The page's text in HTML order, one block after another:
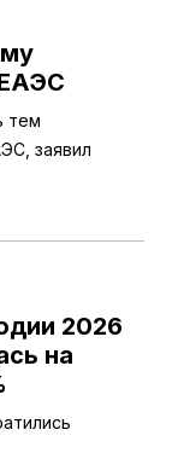
тем
заявил
2026
на